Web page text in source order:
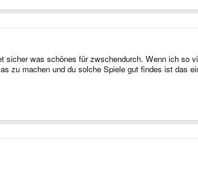
sicher was schönes für zwschendurch. Wenn ich
zu machen und du solche Spiele gut findes ist das